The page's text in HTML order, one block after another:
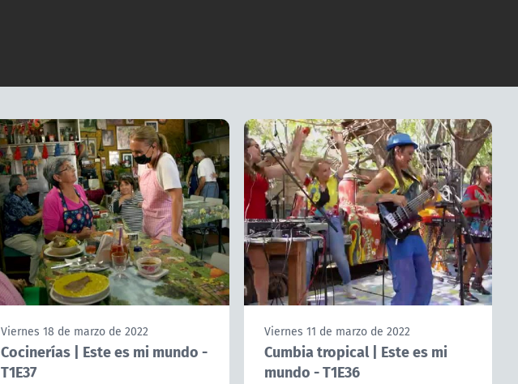
Viernes 18 de marzo de 2022
Cocinerías | Este es mi mundo -
T1E37
Viernes 11 de marzo de 2022
Cumbia tropical | Este es mi
mundo - T1E36